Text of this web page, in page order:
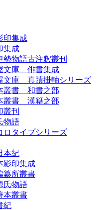
印集成
集成
物語古注釈叢刊
文庫 俳書集成
文庫 真蹟掛軸シリーズ
叢書 和書之部
叢書 漢籍之部
叢刊
物語
ロタイプシリーズ
本紀
影印集成
纂所叢書
氏物語
本叢書
紀